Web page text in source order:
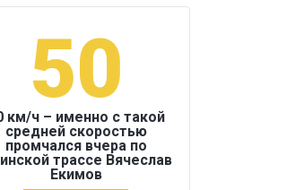
50
км/ч – именно с такой
средней скоростью
промчался вчера по
трассе Вячеслав
Екимов